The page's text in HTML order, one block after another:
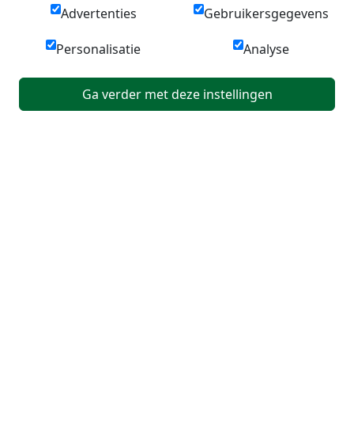
Advertenties Gebruikersgegevens
Personalisatie Analyse
Ga verder met deze instellingen